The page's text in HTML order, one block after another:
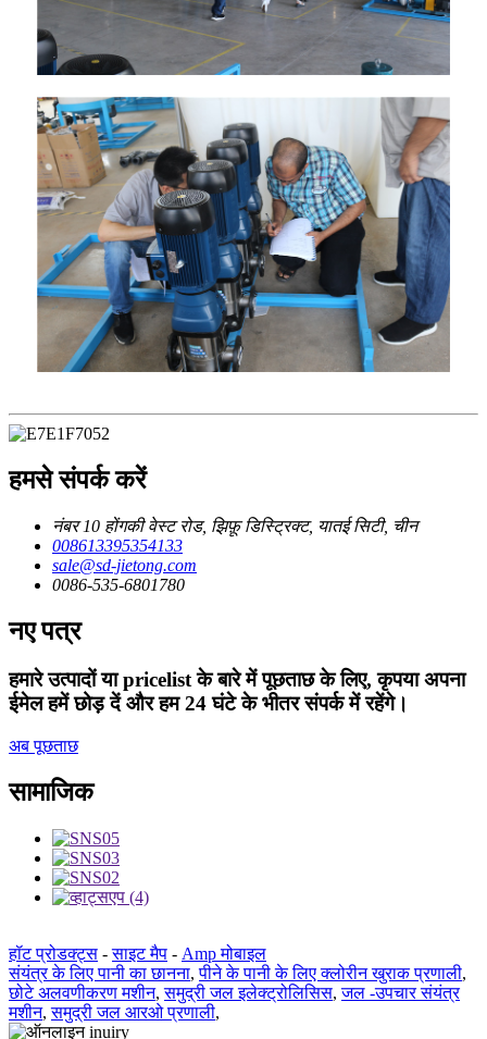
हमसे संपर्क करें
नंबर 10 होंगकी वेस्ट रोड, झिफ़ू डिस्ट्रिक्ट, यातई सिटी, चीन
008613395354133
sale@sd-jietong.com
0086-535-6801780
नए पत्र
हमारे उत्पादों या pricelist के बारे में पूछताछ के लिए, कृपया अपना
ईमेल हमें छोड़ दें और हम 24 घंटे के भीतर संपर्क में रहेंगे।
अब पूछताछ
सामाजिक
हॉट प्रोडक्ट्स -साइट मैप - Amp मोबाइल
संयंत्र के लिए पानी का छानना,पीने के पानी के लिए क्लोरीन खुराक प्रणाली,
छोटे अलवणीकरण मशीन,समुद्री जल इलेक्ट्रोलिसिस,जल -उपचार संयंत्र
मशीन,समुद्री जल आरओ प्रणाली,